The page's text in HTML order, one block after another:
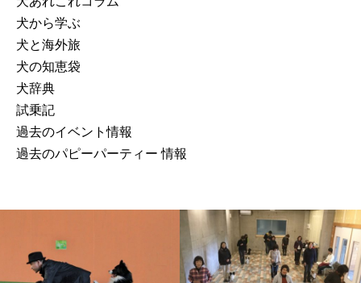
犬から学ぶ
犬と海外旅
犬の知恵袋
犬辞典
試乗記
過去のイベント情報
過去のパピーパーティー 情報